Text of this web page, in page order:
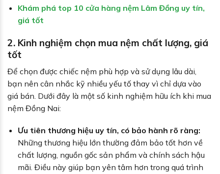
Khám phá top 10 cửa hàng nệm Lâm Đồng uy tín,
giá tốt
2. Kinh nghiệm chọn mua nệm chất lượng, giá
tốt
Để chọn được chiếc nệm phù hợp và sử dụng lâu dài,
bạn nên cân nhắc kỹ nhiều yếu tố thay vì chỉ dựa vào
giá bán. Dưới đây là một số kinh nghiệm hữu ích khi mua
nệm Đồng Nai:
Ưu tiên thương hiệu uy tín, có bảo hành rõ ràng:
Những thương hiệu lớn thường đảm bảo tốt hơn về
chất lượng, nguồn gốc sản phẩm và chính sách hậu
mãi. Điều này giúp bạn yên tâm hơn trong quá trình